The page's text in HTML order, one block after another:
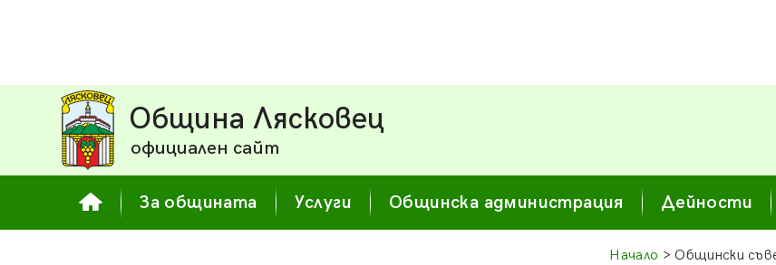
Община Лясковец
официален сайт
За общината Услуги Общинска администрация Дейности
Начало > Общински